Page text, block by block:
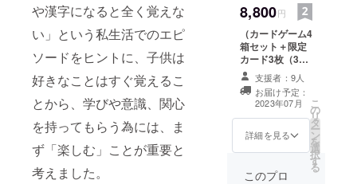
や漢字になると全く覚えな
い」という私生活でのエピ
ソードをヒントに、子供は
好きなことはすぐ覚えるこ
とから、学びや意識、関心
を持ってもらう為には、ま
ず「楽しむ」ことが重要と
考えました。
8,800円
（カードゲーム4
箱セット＋限定
カード3枚（3種
すべて）＋お礼
のメール）
支援者：9人
お届け予定：
2023年07月
詳細を見る
こ
の
リ
タ
ー
ン
を
選
択
す
る
このプロ